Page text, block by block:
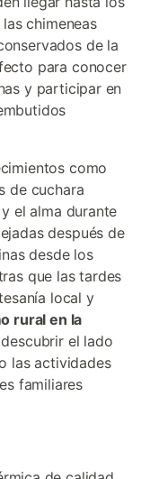
chimeneas
de la
para conocer
y participar en
como
de cuchara
el alma durante
después de
desde los
que las tardes
local y
rural en la
el lado
las actividades
familiares